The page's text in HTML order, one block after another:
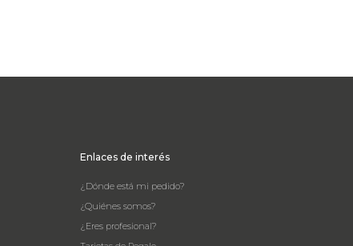
Enlaces de interés
¿Dónde está mi pedido?
¿Quiénes somos?
¿Eres profesional?